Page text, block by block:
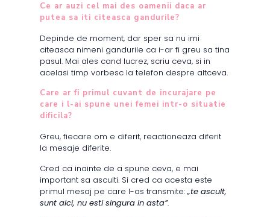
Ce ar auzi cel mai des oamenii daca ar
putea sa iti citeasca gandurile?
Depinde de moment, dar sper sa nu imi
citeasca nimeni gandurile ca i-ar fi greu sa tina
pasul. Mai ales cand lucrez, scriu ceva, si in
acelasi timp vorbesc la telefon despre altceva.
Care ar fi primul cuvant de incurajare pe
care i l-ai spune unei femei intr-o situatie
dificila?
Greu, fiecare om e diferit, reactioneaza diferit
la mesaje diferite.
Cred ca inainte de a spune ceva, e mai
important sa asculti. Si cred ca acesta este
primul mesaj pe care l-as transmite:„te ascult,
sunt aici, nu esti singura in asta”.